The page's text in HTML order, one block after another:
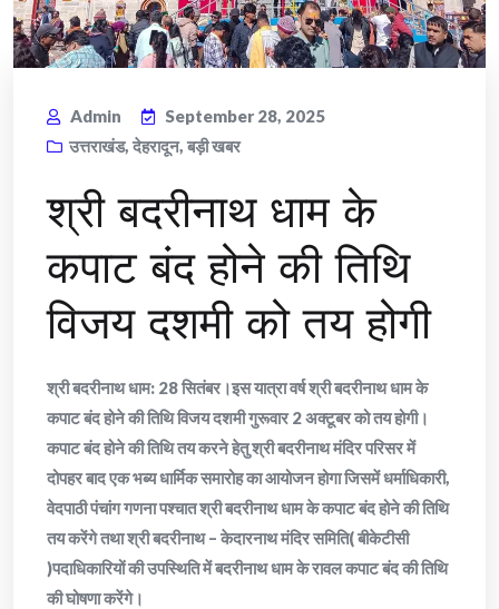
Admin
September 28, 2025
उत्तराखंड, देहरादून, बड़ी खबर
श्री बदरीनाथ धाम के
कपाट बंद होने की तिथि
विजय दशमी को तय होगी
श्री बदरीनाथ धाम: 28 सितंबर।इस यात्रा वर्ष श्री बदरीनाथ धाम के
कपाट बंद होने की तिथि विजय दशमी गुरूवार 2 अक्टूबर को तय होगी।
कपाट बंद होने की तिथि तय करने हेतु श्री बदरीनाथ मंदिर परिसर में
दोपहर बाद एक भब्य धार्मिक समारोह का आयोजन होगा जिसमें धर्माधिकारी,
वेदपाठी पंचांग गणना पश्चात श्री बदरीनाथ धाम के कपाट बंद होने की तिथि
तय करेंगे तथा श्री बदरीनाथ – केदारनाथ मंदिर समिति( बीकेटीसी
)पदाधिकारियों की उपस्थिति में बदरीनाथ धाम के रावल कपाट बंद की तिथि
की घोषणा करेंगे।